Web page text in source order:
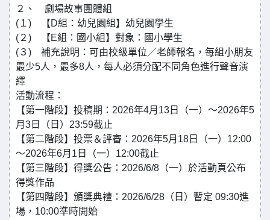
２、 劇場故事團體組
(１) 【D組：幼兒園組】幼兒園學生
(２) 【E組：國小組】對象：國小學生
(３) 補充說明：可由校級單位／老師報名，每組小朋友
最少5人，最多8人，每人必須分配不同角色進行聲音演
繹
活動流程：
【第一階段】投稿期：2026年4月13日（一）～2026年5
月3日（日）23:59截止
【第二階段】投票＆評審：2026年5月18日（一）12:00
～2026年6月1日（一）12:00截止
【第三階段】得獎公告：2026/6/8（一）於活動頁公布
得獎作品
【第四階段】頒獎典禮：2026/6/28（日）暫定 09:30進
場，10:00準時開始